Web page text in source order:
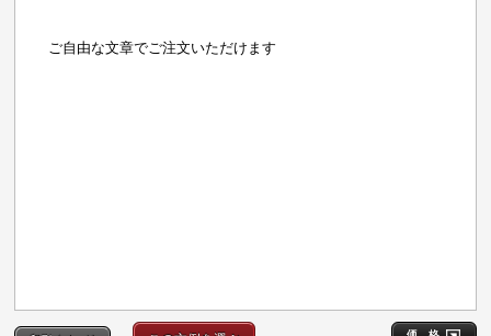
ご自由な文章でご注文いただけます